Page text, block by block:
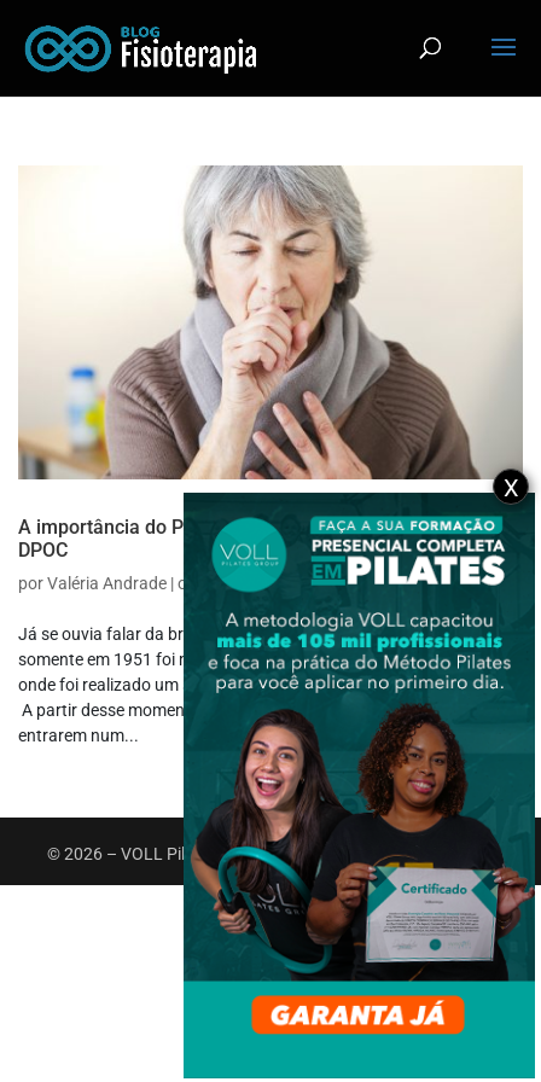
A importância do Pilates na reabilitação de pacientes com
DPOC
porValéria Andrade |out 19, 2017| Fisioterapia Respiratória
Já se ouvia falar da bronquite crônica desde o ano de 1676. Porém,
somente em 1951 foi manifestado um interesse maior no assunto,
onde foi realizado um simpósio com o tema na Inglaterra e Irlanda.
A partir desse momento houveram muitas discussões para
entrarem num...
© 2026 – VOLL Pilates Group. Todos os direitos reservados.
X